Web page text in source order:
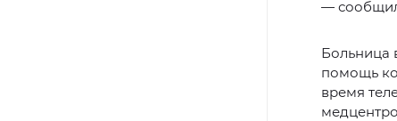
—
Больница
помощь
время